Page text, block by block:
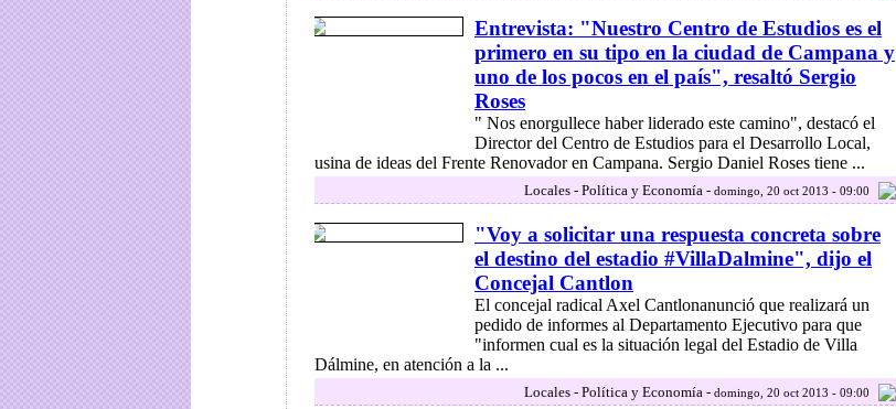
Entrevista: "Nuestro Centro de Estudios es el
primero en su tipo en la ciudad de Campana y
uno de los pocos en el país", resaltó Sergio
Roses
" Nos enorgullece haber liderado este camino", destacó el
Director del Centro de Estudios para el Desarrollo Local,
usina de ideas del Frente Renovador en Campana. Sergio Daniel Roses tiene ...
Locales - Política y Economía - domingo, 20 oct 2013 - 09:00
"Voy a solicitar una respuesta concreta sobre
el destino del estadio #VillaDalmine", dijo el
Concejal Cantlon
El concejal radical Axel Cantlonanunció que realizará un
pedido de informes al Departamento Ejecutivo para que
"informen cual es la situación legal del Estadio de Villa
Dálmine, en atención a la ...
Locales - Política y Economía - domingo, 20 oct 2013 - 09:00